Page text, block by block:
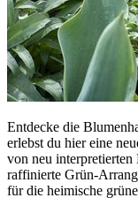
Entdecke die
erlebst du hier eine
von neu
raffinierte Grün-
für die heimische